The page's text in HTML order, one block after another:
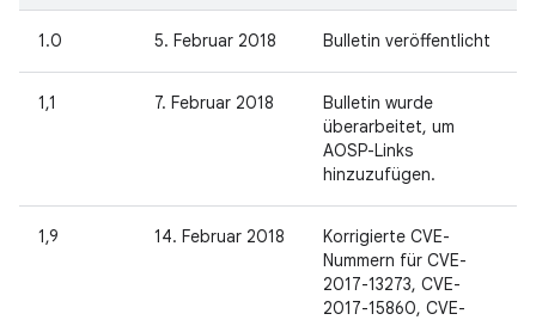
1.0 5. Februar 2018 Bulletin veröffentlicht
1,1 7. Februar 2018
Bulletin wurde
überarbeitet, um
AOSP-Links
hinzuzufügen.
1,9 14. Februar 2018
Korrigierte CVE-
Nummern für CVE-
2017-13273, CVE-
2017-15860, CVE-